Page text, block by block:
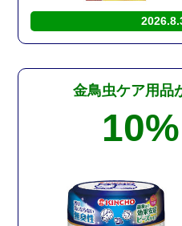
金鳥虫ケア用品
10%